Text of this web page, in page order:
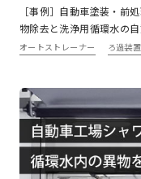
［事例］自動車塗装・前
物除去と洗浄用循環水の
オートストレーナー ろ過装置